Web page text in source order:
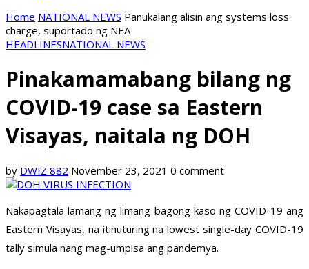
Home NATIONAL NEWS Panukalang alisin ang systems loss
charge, suportado ng NEA
HEADLINESNATIONAL NEWS
Pinakamamabang bilang ng
COVID-19 case sa Eastern
Visayas, naitala ng DOH
by DWIZ 882 November 23, 2021 0 comment
Nakapagtala lamang ng limang bagong kaso ng COVID-19 ang
Eastern Visayas, na itinuturing na lowest single-day COVID-19
tally simula nang mag-umpisa ang pandemya.